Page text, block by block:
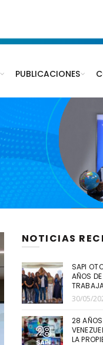
PUBLICACIONES
NOTICIAS
SAPI
AÑOS
30/05/
28 AÑOS
LA